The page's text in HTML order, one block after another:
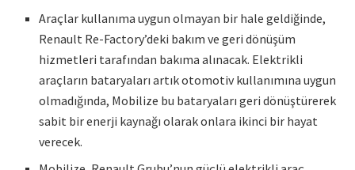
Araçlar kullanıma uygun olmayan bir hale geldiğinde,
Renault Re-Factory’deki bakım ve geri dönüşüm
hizmetleri tarafından bakıma alınacak. Elektrikli
araçların bataryaları artık otomotiv kullanımına uygun
olmadığında, Mobilize bu bataryaları geri dönüştürerek
sabit bir enerji kaynağı olarak onlara ikinci bir hayat
verecek.